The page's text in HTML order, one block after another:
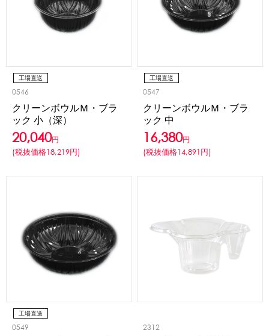
かき氷コレクション
工場直送
0546
クリーンボウルＭ・ブラ
ック 小（深）
20,040円
(税抜価格18,219円)
工場直送
0547
クリーンボウルＭ・ブラ
ック 中
16,380円
(税抜価格14,891円)
工場直送
0549 2312